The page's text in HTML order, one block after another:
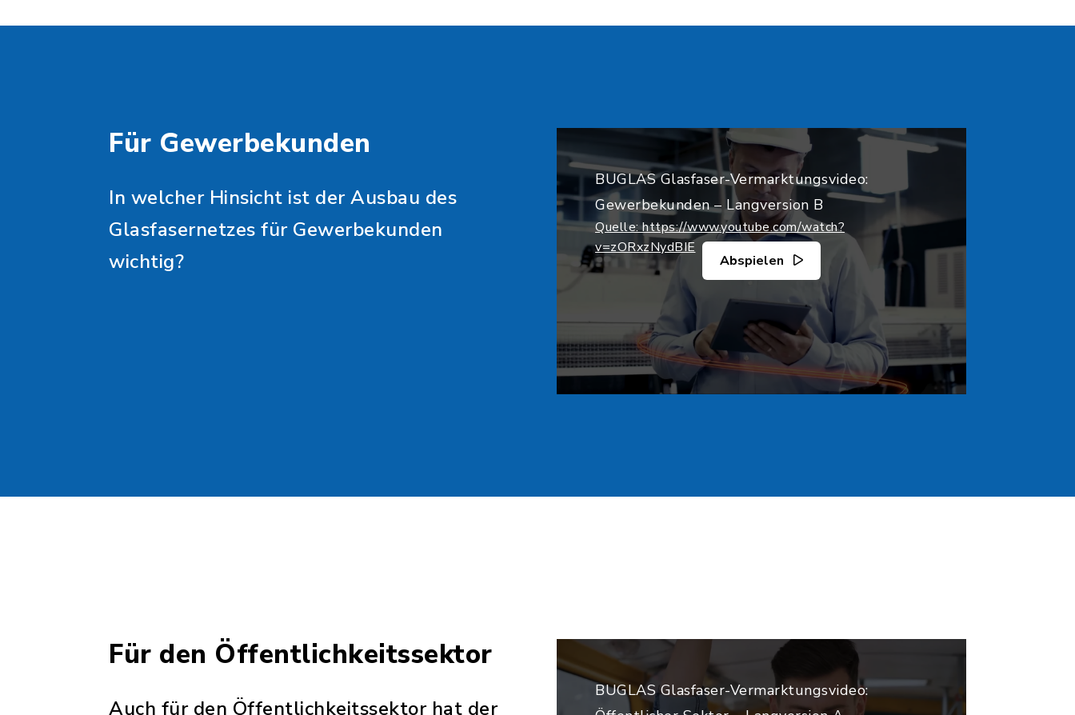
BUGLAS Glasfaser-Vermarktungsvideo:
Gewerbekunden – Langversion B
Quelle: https://www.youtube.com/watch?
v=zORxzNydBIE
Abspielen
Für Gewerbekunden
In welcher Hinsicht ist der Ausbau des
Glasfasernetzes für Gewerbekunden
wichtig?
BUGLAS Glasfaser-Vermarktungsvideo:
Für den Öffentlichkeitssektor
Auch für den Öffentlichkeitssektor hat der